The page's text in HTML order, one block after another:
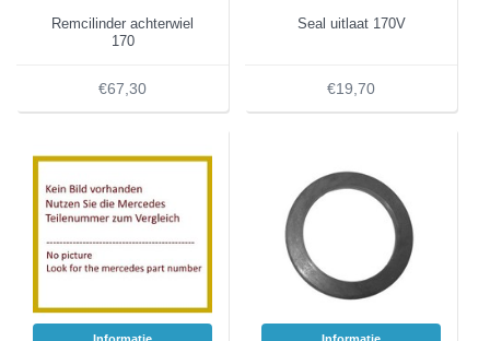
Remcilinder achterwiel
170
€67,30
Seal uitlaat 170V
€19,70